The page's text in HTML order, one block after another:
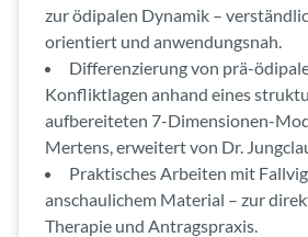
zur ödipalen Dynamik –
orientiert und anwendungsnah.
Differenzierung von prä-
Konfliktlagen anhand eines
aufbereiteten 7-Dimensionen-
Mertens, erweitert von Dr.
Praktisches Arbeiten mit
anschaulichem Material – zur
Therapie und Antragspraxis.